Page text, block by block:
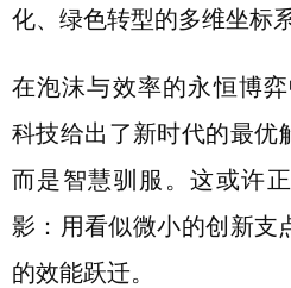
化、绿色转型的多维坐标
在泡沫与效率的永恒博
科技给出了新时代的最
而是智慧驯服。这或许
影：用看似微小的创新支
的效能跃迁。